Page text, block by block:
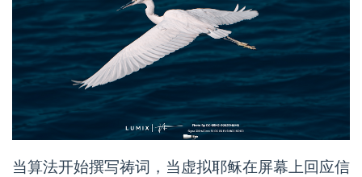
当算法开始撰写祷词，当虚拟耶稣在屏幕上回应信